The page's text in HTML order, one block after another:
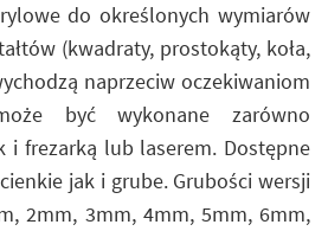
do określonych wymiarów
(kwadraty, prostokąty, koła,
naprzeciw oczekiwaniom
być wykonane zarówno
i frezarką lub laserem. Dostępne
jak i grube. Grubości wersji
2mm, 3mm, 4mm, 5mm, 6mm,